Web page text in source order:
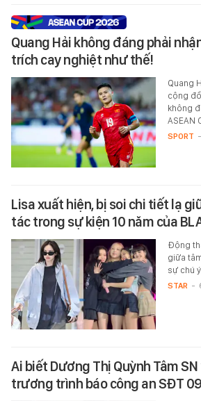
Quang Hải không đáng phải
trích cay nghiệt như thế!
Quang
cộng
không
ASEAN
SPORT -
Lisa xuất hiện, bị soi chi tiết lạ
tác trong sự kiện 10 năm của
Động
giữa
sự chú
STAR -
Ai biết Dương Thị Quỳnh Tâm
trương trình báo công an SĐT